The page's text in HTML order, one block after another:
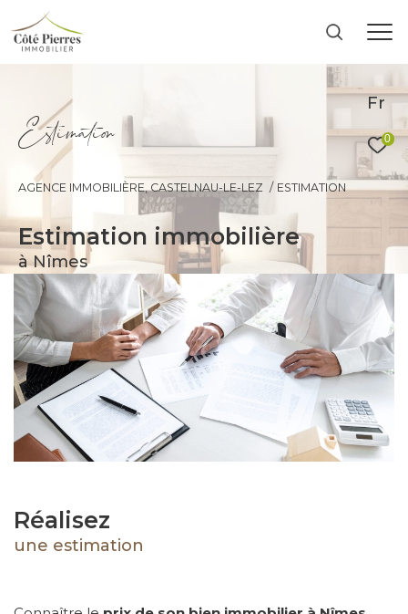
Fr
0
Esimaio
AGENCE IMMOBILIÈRE, CASTELNAU-LE-LEZ ESTIMATION
estimation immobilière
à Nîmes
Réalisez
une estimation